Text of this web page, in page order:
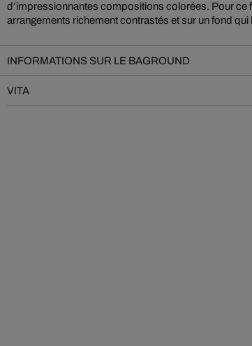
d’impressionnantes compositions colorées. Pour ce
arrangements richement contrastés et sur un fond
INFORMATIONS SUR LE BAGROUND
VITA